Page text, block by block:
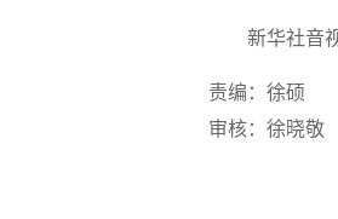
新华社音视
责编：徐硕
审核：徐晓敬